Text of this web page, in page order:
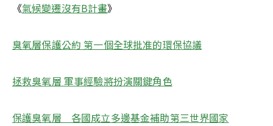
《氣候變遷沒有B計畫》
臭氧層保護公約 第一個全球批准的環保協議
拯救臭氧層 軍事經驗將扮演關鍵角色
保護臭氧層　各國成立多邊基金補助第三世界國家